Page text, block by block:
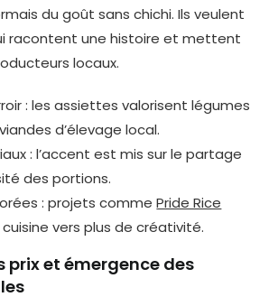
du goût sans chichi. Ils veulent
racontent une histoire et mettent
locaux.
: les assiettes valorisent légumes
d’élevage local.
: l’accent est mis sur le partage
des portions.
: projets commePride Rice
vers plus de créativité.
prix et émergence des